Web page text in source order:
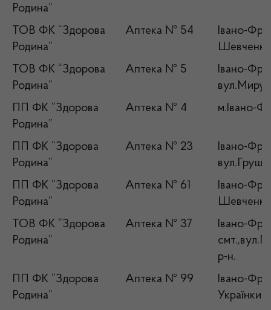
Родина”
ТОВ ФК “Здорова
Родина”
Аптека № 54
Івано-
ТОВ ФК “Здорова
Родина”
Аптека № 5
Івано-
ПП ФК “Здорова
Родина”
Аптека № 4 м.Івано-
ПП ФК “Здорова
Родина”
Аптека № 23
Івано-
ПП ФК “Здорова
Родина”
Аптека № 61
Івано-
ТОВ ФК “Здорова
Родина”
Аптека № 37
Івано-
р-н.
ПП ФК “Здорова
Родина”
Аптека № 99
Івано-